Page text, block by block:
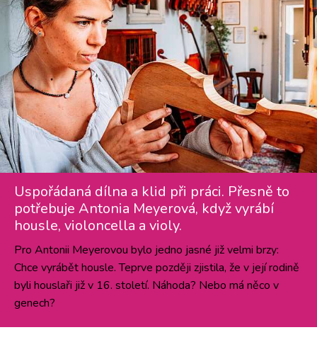
Uspořádaná dílna a klid při práci. Přesně to
potřebuje Antonia Meyerová, když vyrábí
housle, violoncella a violy.
Pro Antonii Meyerovou bylo jedno jasné již velmi brzy:
Chce vyrábět housle. Teprve později zjistila, že v její rodině
byli houslaři již v 16. století. Náhoda? Nebo má něco v
genech?